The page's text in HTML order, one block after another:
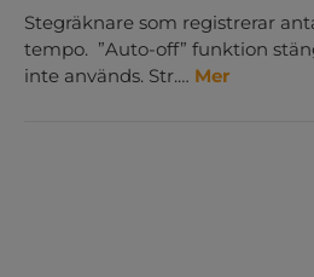
Stegräknare som registrerar
tempo. ”Auto-off” funktion
inte används. Str.… Mer